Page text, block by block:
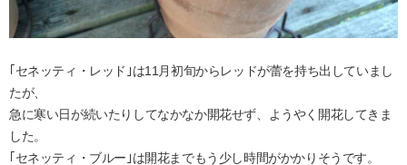
｢セネッティ・レッド｣は11月初旬からレッドが蕾を持ち出していまし
たが、
急に寒い日が続いたりしてなかなか開花せず、ようやく開花してきま
した。
｢セネッティ・ブルー｣は開花までもう少し時間がかかりそうです。